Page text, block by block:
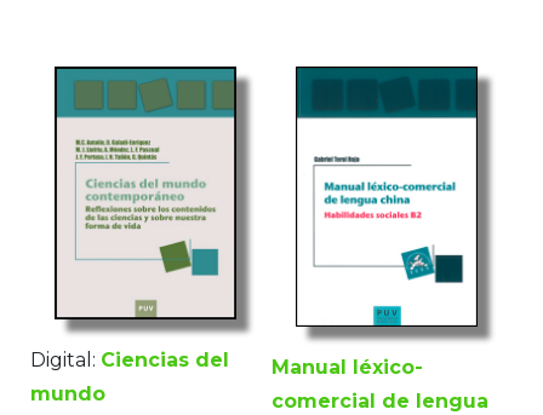
Digital: Ciencias del
mundo
Manual léxico-
comercial de lengua